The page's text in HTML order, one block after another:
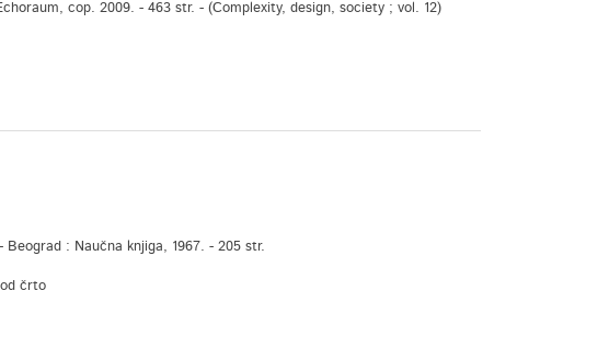
cop. 2009. - 463 str. - (Complexity, design, society ; vol. 12)
: Naučna knjiga, 1967. - 205 str.
črto